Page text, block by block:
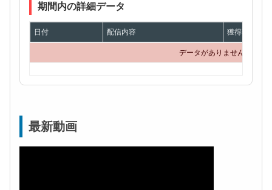
期間内の詳細データ
日付 配信内容 獲得額
データがありません
最新動画